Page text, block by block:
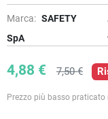
Marca: SAFETY
SpA
4,88 € 7,50 €
Prezzo più basso praticato